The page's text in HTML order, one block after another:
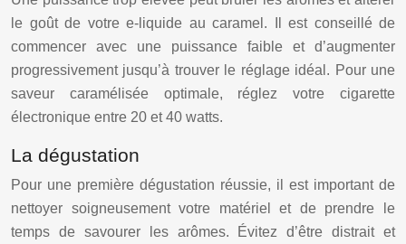
le goût de votre e-liquide au caramel. Il est conseillé de
commencer avec une puissance faible et d’augmenter
progressivement jusqu’à trouver le réglage idéal. Pour une
saveur caramélisée optimale, réglez votre cigarette
électronique entre 20 et 40 watts.
La dégustation
Pour une première dégustation réussie, il est important de
nettoyer soigneusement votre matériel et de prendre le
temps de savourer les arômes. Évitez d’être distrait et